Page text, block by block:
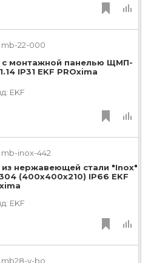
mb-22-000
монтажной панелью ЩМП-
IP31 EKF PROxima
EKF
mb-inox-442
нержавеющей стали "Inox"
(400х400х210) IP66 EKF
EKF
mb28-v-bo